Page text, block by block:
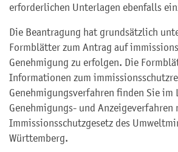
erforderlichen Unterlagen ebenfalls
Die Beantragung hat grundsätzlich
Formblätter zum Antrag auf
Genehmigung zu erfolgen. Die
Informationen zum
Genehmigungsverfahren finden Sie im
Genehmigungs- und Anzeigeverfahren
Immissionsschutzgesetz des
Württemberg.